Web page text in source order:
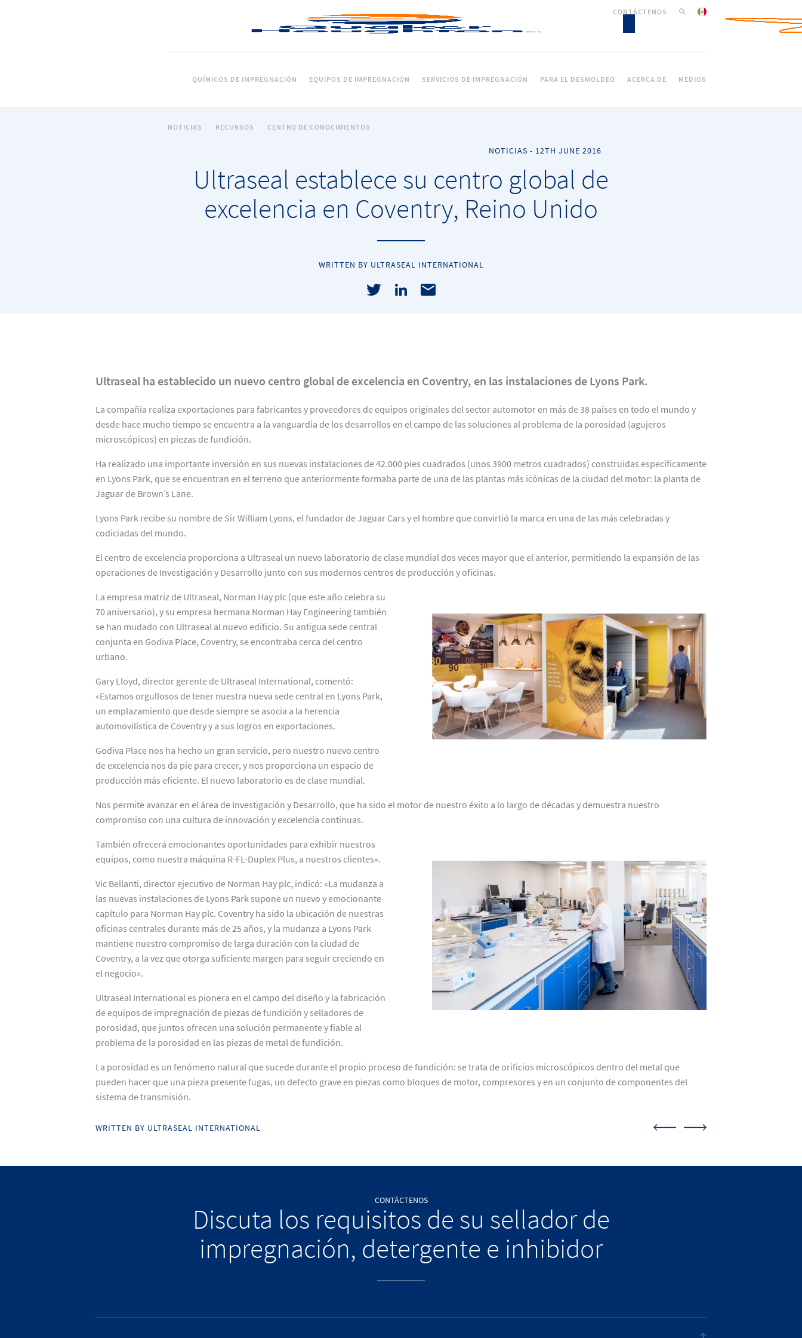
QUÍMICOS DE IMPREGNACIÓN EQUIPOS DE IMPREGNACIÓN SERVICIOS DE IMPREGNACIÓN PARA EL DESMOLDEO ACERCA DE MEDIOS
CONTÁCTENOS
NOTICIAS RECURSOS CENTRO DE CONOCIMIENTOS
NOTICIAS - 12TH JUNE 2016
Ultraseal establece su centro global de
excelencia en Coventry, Reino Unido
WRITTEN BY ULTRASEAL INTERNATIONAL
Ultraseal ha establecido un nuevo centro global de excelencia en Coventry, en las instalaciones de Lyons Park.
La compañía realiza exportaciones para fabricantes y proveedores de equipos originales del sector automotor en más de 38 países en todo el mundo y
desde hace mucho tiempo se encuentra a la vanguardia de los desarrollos en el campo de las soluciones al problema de la porosidad (agujeros
microscópicos) en piezas de fundición.
Ha realizado una importante inversión en sus nuevas instalaciones de 42.000 pies cuadrados (unos 3900 metros cuadrados) construidas específicamente
en Lyons Park, que se encuentran en el terreno que anteriormente formaba parte de una de las plantas más icónicas de la ciudad del motor: la planta de
Jaguar de Brown’s Lane.
Lyons Park recibe su nombre de Sir William Lyons, el fundador de Jaguar Cars y el hombre que convirtió la marca en una de las más celebradas y
codiciadas del mundo.
El centro de excelencia proporciona a Ultraseal un nuevo laboratorio de clase mundial dos veces mayor que el anterior, permitiendo la expansión de las
operaciones de Investigación y Desarrollo junto con sus modernos centros de producción y oficinas.
La empresa matriz de Ultraseal, Norman Hay plc (que este año celebra su
70 aniversario), y su empresa hermana Norman Hay Engineering también
se han mudado con Ultraseal al nuevo edificio. Su antigua sede central
conjunta en Godiva Place, Coventry, se encontraba cerca del centro
urbano.
Gary Lloyd, director gerente de Ultraseal International, comentó:
«Estamos orgullosos de tener nuestra nueva sede central en Lyons Park,
un emplazamiento que desde siempre se asocia a la herencia
automovilística de Coventry y a sus logros en exportaciones.
Godiva Place nos ha hecho un gran servicio, pero nuestro nuevo centro
de excelencia nos da pie para crecer, y nos proporciona un espacio de
producción más eficiente. El nuevo laboratorio es de clase mundial.
Nos permite avanzar en el área de Investigación y Desarrollo, que ha sido el motor de nuestro éxito a lo largo de décadas y demuestra nuestro
compromiso con una cultura de innovación y excelencia continuas.
También ofrecerá emocionantes oportunidades para exhibir nuestros
equipos, como nuestra máquina R-FL-Duplex Plus, a nuestros clientes».
Vic Bellanti, director ejecutivo de Norman Hay plc, indicó: «La mudanza a
las nuevas instalaciones de Lyons Park supone un nuevo y emocionante
capítulo para Norman Hay plc. Coventry ha sido la ubicación de nuestras
oficinas centrales durante más de 25 años, y la mudanza a Lyons Park
mantiene nuestro compromiso de larga duración con la ciudad de
Coventry, a la vez que otorga suficiente margen para seguir creciendo en
el negocio».
Ultraseal International es pionera en el campo del diseño y la fabricación
de equipos de impregnación de piezas de fundición y selladores de
porosidad, que juntos ofrecen una solución permanente y fiable al
problema de la porosidad en las piezas de metal de fundición.
La porosidad es un fenómeno natural que sucede durante el propio proceso de fundición: se trata de orificios microscópicos dentro del metal que
pueden hacer que una pieza presente fugas, un defecto grave en piezas como bloques de motor, compresores y en un conjunto de componentes del
sistema de transmisión.
WRITTEN BY ULTRASEAL INTERNATIONAL
CONTÁCTENOS
Discuta los requisitos de su sellador de
impregnación, detergente e inhibidor